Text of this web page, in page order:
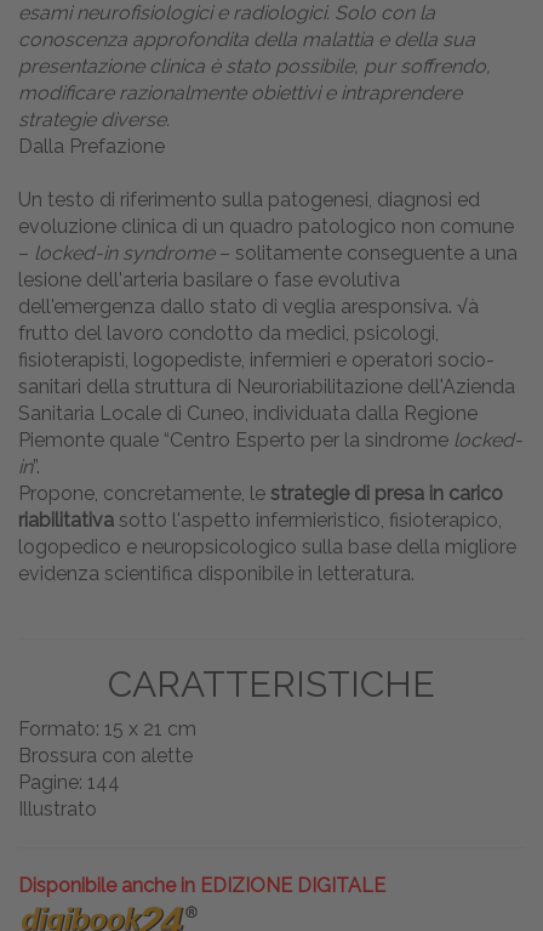
esami neurofisiologici e radiologici. Solo con la
conoscenza approfondita della malattia e della sua
presentazione clinica è stato possibile, pur soffrendo,
modificare razionalmente obiettivi e intraprendere
strategie diverse.
Dalla Prefazione
Un testo di riferimento sulla patogenesi, diagnosi ed
evoluzione clinica di un quadro patologico non comune
– locked-in syndrome – solitamente conseguente a una
lesione dell'arteria basilare o fase evolutiva
dell'emergenza dallo stato di veglia aresponsiva. √à
frutto del lavoro condotto da medici, psicologi,
fisioterapisti, logopediste, infermieri e operatori socio-
sanitari della struttura di Neuroriabilitazione dell'Azienda
Sanitaria Locale di Cuneo, individuata dalla Regione
Piemonte quale “Centro Esperto per la sindrome locked-
in”.
Propone, concretamente, le strategie di presa in carico
riabilitativa sotto l'aspetto infermieristico, fisioterapico,
logopedico e neuropsicologico sulla base della migliore
evidenza scientifica disponibile in letteratura.
CARATTERISTICHE
Formato: 15 x 21 cm
Brossura con alette
Pagine: 144
Illustrato
Disponibile anche in EDIZIONE DIGITALE